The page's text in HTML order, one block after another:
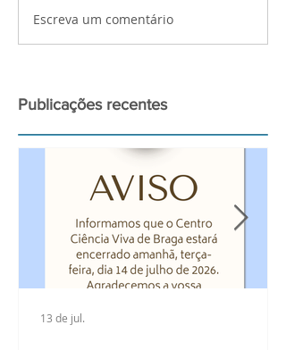
Palestra de preparação
para a observação do
Escreva um comentário
Publicações recentes
13 de jul.